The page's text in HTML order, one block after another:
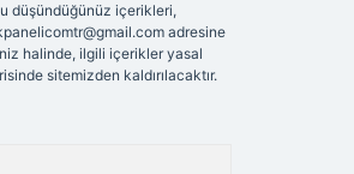
düşündüğünüz içerikleri,
adresine
halinde, ilgili içerikler yasal
sitemizden kaldırılacaktır.